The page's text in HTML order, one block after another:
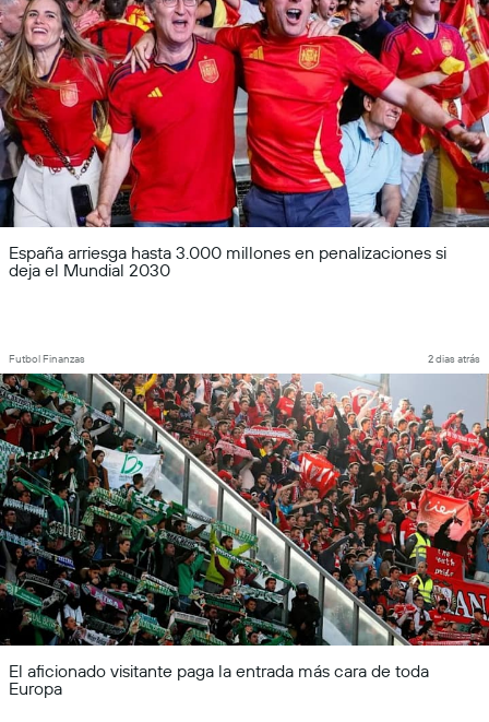
España arriesga hasta 3.000 millones en penalizaciones si
deja el Mundial 2030
Futbol Finanzas 2 dias atrás
El aficionado visitante paga la entrada más cara de toda
Europa